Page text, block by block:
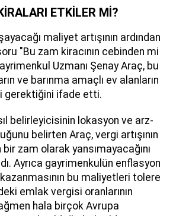
ETKİLER Mİ?
maliyet artışının ardından
"Bu zam kiracının cebinden mi
Uzmanı Şenay Araç, bu
ve barınma amaçlı ev alanların
gerektiğini ifade etti.
belirleyicisinin lokasyon ve arz-
belirten Araç, vergi artışının
zam olarak yansımayacağını
Ayrıca gayrimenkulün enflasyon
bu maliyetleri tolere
emlak vergisi oranlarının
hala birçok Avrupa